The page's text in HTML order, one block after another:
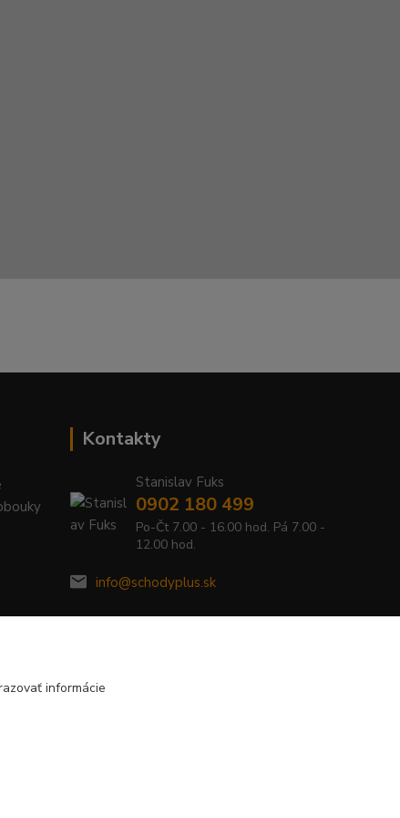
Kontakty
Stanislav Fuks
0902 180 499
Po-Čt 7.00 - 16.00 hod. Pá 7.00 -
12.00 hod.
info@schodyplus.sk
informácie